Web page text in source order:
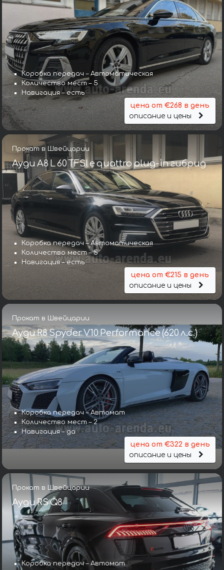
Коробка передач – Автоматическая
Количество мест – 5
Навигация – есть
цена от €268 в день
описание и цены
Прокат в Швейцарии
Ауди A8 L 60 TFSI e quattro plug-in гибрид
Коробка передач – Автоматическая
Количество мест – 5
Навигация – есть
цена от €215 в день
описание и цены
Прокат в Швейцарии
Ауди R8 Spyder V10 Performance (620 л.с.)
Коробка передач – Автомат
Количество мест – 2
Навигация – да
цена от €322 в день
описание и цены
Прокат в Швейцарии
Ауди RS Q8
Коробка передач – Автомат